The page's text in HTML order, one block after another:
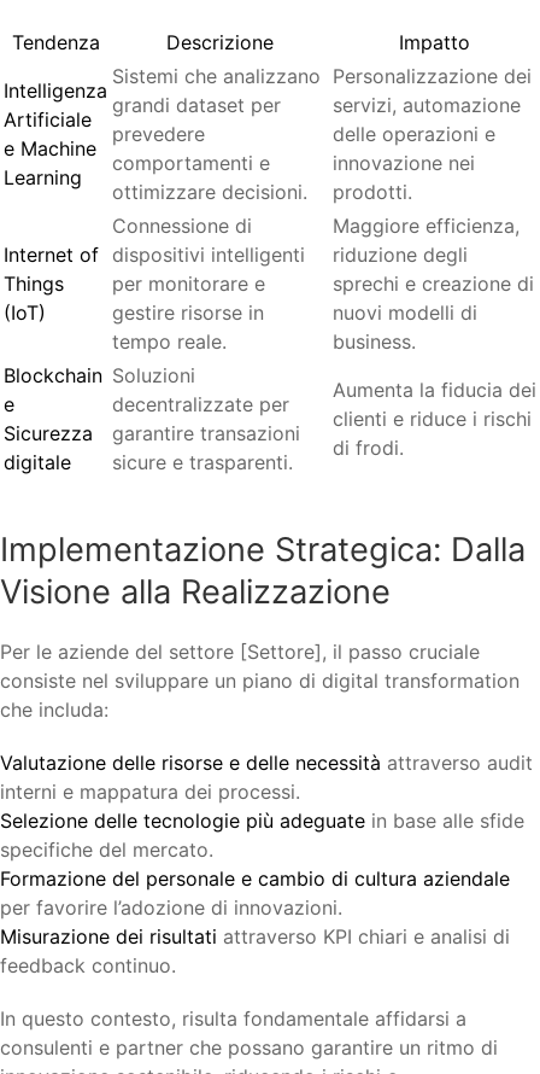
Tendenza Descrizione
Impatto
Intelligenza
Artificiale
e Machine
Learning
Sistemi che analizzano
grandi dataset per
prevedere
comportamenti e
ottimizzare decisioni.
Personalizzazione dei
servizi, automazione
delle operazioni e
innovazione nei
prodotti.
Internet of
Things
(IoT)
Connessione di
dispositivi intelligenti
per monitorare e
gestire risorse in
tempo reale.
Maggiore efficienza,
riduzione degli
sprechi e creazione di
nuovi modelli di
business.
Blockchain
e
Sicurezza
digitale
Soluzioni
decentralizzate per
garantire transazioni
sicure e trasparenti.
Aumenta la fiducia dei
clienti e riduce i rischi
di frodi.
Implementazione Strategica: Dalla
Visione alla Realizzazione
Per le aziende del settore [Settore], il passo cruciale
consiste nel sviluppare un piano di digital transformation
che includa:
Valutazione delle risorse e delle necessità attraverso audit
interni e mappatura dei processi.
Selezione delle tecnologie più adeguate in base alle sfide
specifiche del mercato.
Formazione del personale e cambio di cultura aziendale
per favorire l’adozione di innovazioni.
Misurazione dei risultati attraverso KPI chiari e analisi di
feedback continuo.
In questo contesto, risulta fondamentale affidarsi a
consulenti e partner che possano garantire un ritmo di